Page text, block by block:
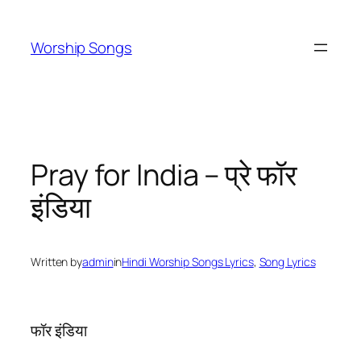
content
Worship Songs
Pray for India – प्रे फॉर
इंडिया
Written byadmininHindi Worship Songs Lyrics, Song Lyrics
फॉर इंडिया